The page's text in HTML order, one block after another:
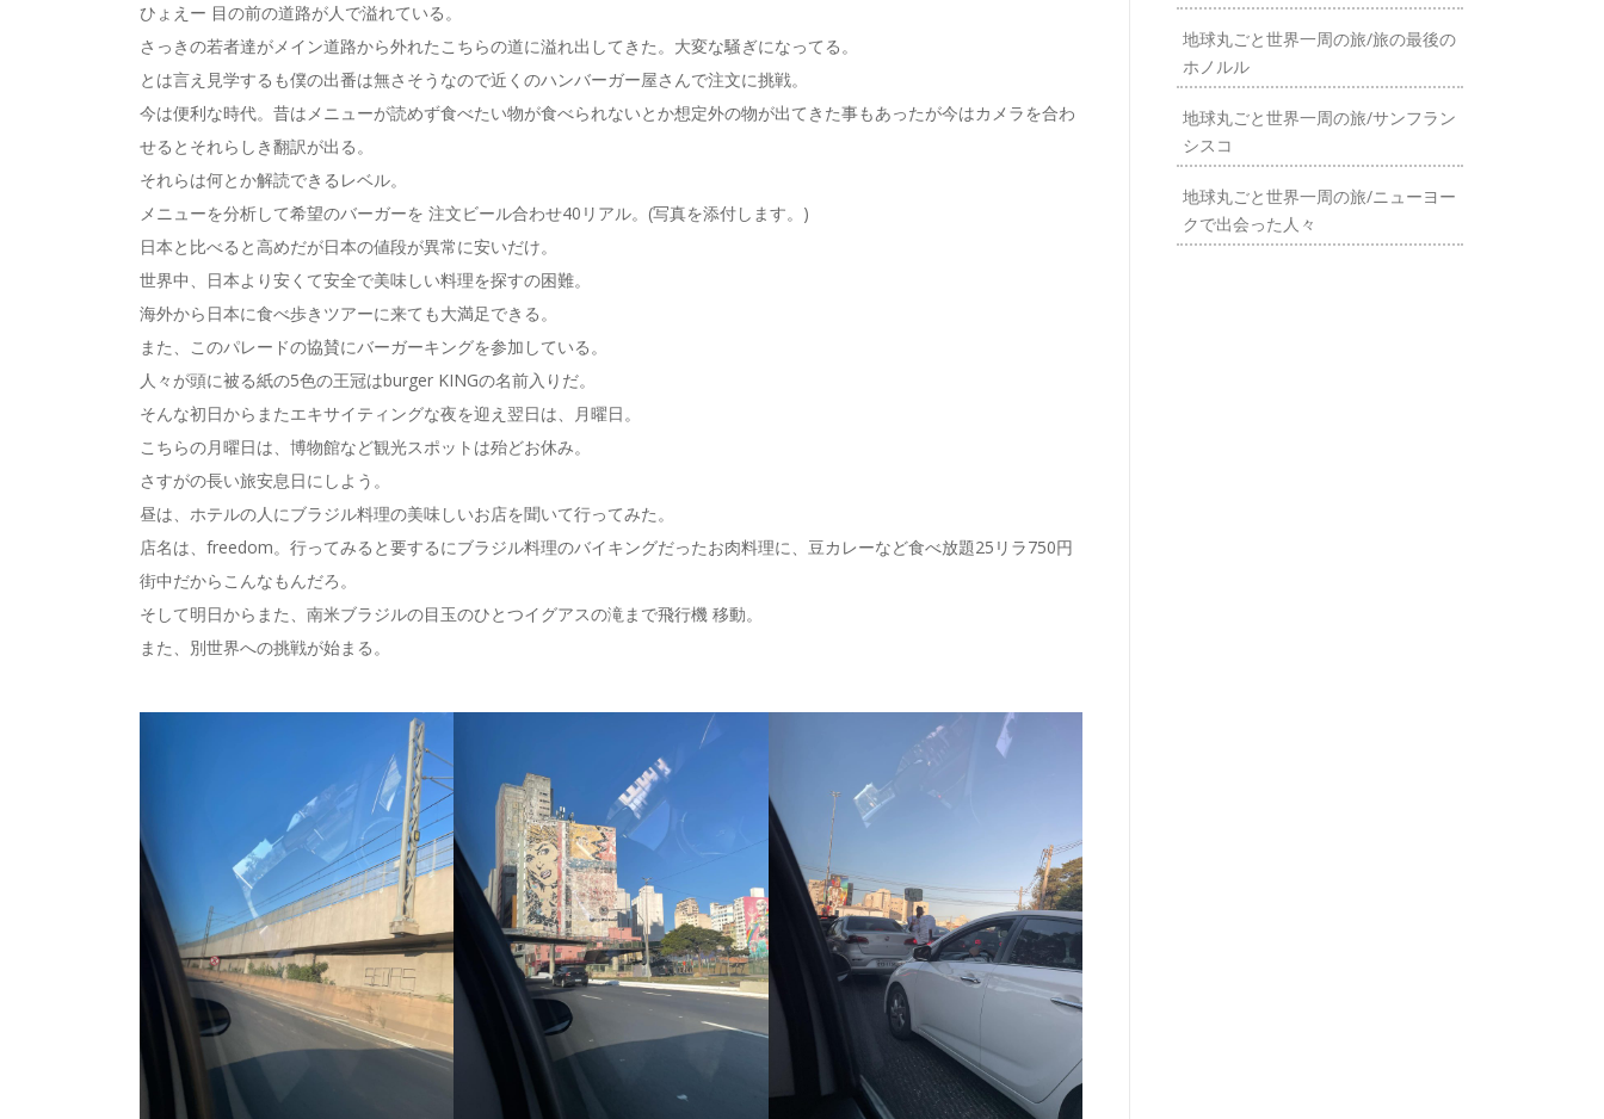
ひょえー 目の前の道路が人で溢れている。
さっきの若者達がメイン道路から外れたこちらの道に溢れ出してきた。大変な騒ぎになってる。
とは言え見学するも僕の出番は無さそうなので近くのハンバーガー屋さんで注文に挑戦。
今は便利な時代。昔はメニューが読めず食べたい物が食べられないとか想定外の物が出てきた事もあったが今はカメラを合わ
せるとそれらしき翻訳が出る。
それらは何とか解読できるレベル。
メニューを分析して希望のバーガーを 注文ビール合わせ40リアル。(写真を添付します。)
日本と比べると高めだが日本の値段が異常に安いだけ。
世界中、日本より安くて安全で美味しい料理を探すの困難。
海外から日本に食べ歩きツアーに来ても大満足できる。
また、このパレードの協賛にバーガーキングを参加している。
人々が頭に被る紙の5色の王冠はburger KINGの名前入りだ。
そんな初日からまたエキサイティングな夜を迎え翌日は、月曜日。
こちらの月曜日は、博物館など観光スポットは殆どお休み。
さすがの長い旅安息日にしよう。
昼は、ホテルの人にブラジル料理の美味しいお店を聞いて行ってみた。
店名は、freedom。行ってみると要するにブラジル料理のバイキングだったお肉料理に、豆カレーなど食べ放題25リラ750円
街中だからこんなもんだろ。
そして明日からまた、南米ブラジルの目玉のひとつイグアスの滝まで飛行機 移動。
また、別世界への挑戦が始まる。
地球丸ごと世界一周の旅/旅の最後の
ホノルル
地球丸ごと世界一周の旅/サンフラン
シスコ
地球丸ごと世界一周の旅/ニューヨー
クで出会った人々